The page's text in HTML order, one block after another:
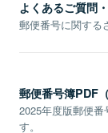
よくあるご質問
郵便番号に関する
郵便番号簿PDF
2025年度版郵便
す。